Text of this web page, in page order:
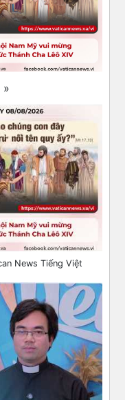
»
News Tiếng Việt